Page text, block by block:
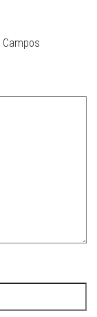
Campos